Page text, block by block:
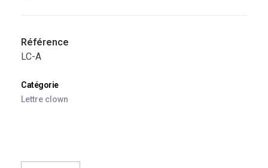
Référence
LC-A
Catégorie
Lettre clown